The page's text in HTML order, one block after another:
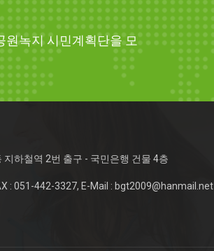
녹지 시민계획단을 모
하철역 2번 출구 - 국민은행 건물 4층
: 051-442-3327, E-Mail : bgt2009@hanmail.net